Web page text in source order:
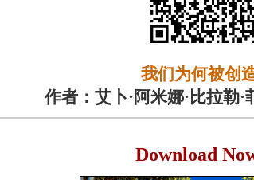
我们为何被创
作者：艾卜·阿米娜·比拉勒
Download